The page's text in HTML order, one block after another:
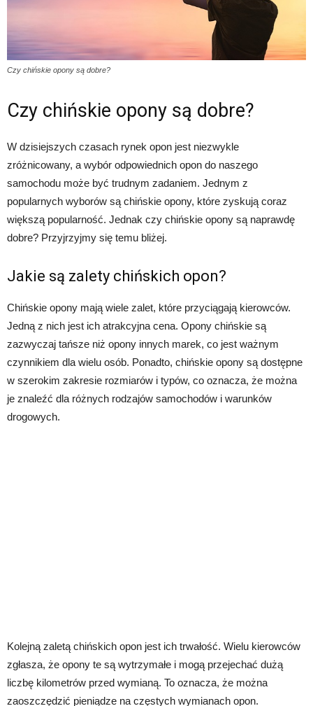
Czy chińskie opony są dobre?
Czy chińskie opony są dobre?
W dzisiejszych czasach rynek opon jest niezwykle
zróżnicowany, a wybór odpowiednich opon do naszego
samochodu może być trudnym zadaniem. Jednym z
popularnych wyborów są chińskie opony, które zyskują coraz
większą popularność. Jednak czy chińskie opony są naprawdę
dobre? Przyjrzyjmy się temu bliżej.
Jakie są zalety chińskich opon?
Chińskie opony mają wiele zalet, które przyciągają kierowców.
Jedną z nich jest ich atrakcyjna cena. Opony chińskie są
zazwyczaj tańsze niż opony innych marek, co jest ważnym
czynnikiem dla wielu osób. Ponadto, chińskie opony są dostępne
w szerokim zakresie rozmiarów i typów, co oznacza, że można
je znaleźć dla różnych rodzajów samochodów i warunków
drogowych.
Kolejną zaletą chińskich opon jest ich trwałość. Wielu kierowców
zgłasza, że opony te są wytrzymałe i mogą przejechać dużą
liczbę kilometrów przed wymianą. To oznacza, że można
zaoszczędzić pieniądze na częstych wymianach opon.